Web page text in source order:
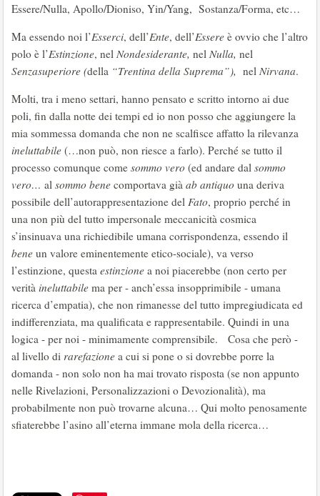
Essere/Nulla, Apollo/Dioniso, Yin/Yang, Sostanza/Forma, etc…
Ma essendo noi l’Esserci, dell’Ente, dell’Essere è ovvio che l’altro
polo è l’Estinzione, nel Nondesiderante, nel Nulla, nel
Senzasuperiore (della “Trentina della Suprema”), nel Nirvana.
Molti, tra i meno settari, hanno pensato e scritto intorno ai due
poli, fin dalla notte dei tempi ed io non posso che aggiungere la
mia sommessa domanda che non ne scalfisce affatto la rilevanza
ineluttabile (…non può, non riesce a farlo). Perché se tutto il
processo comunque come sommo vero (ed andare dal sommo
vero… al sommo bene comportava già ab antiquo una deriva
possibile dell’autorappresentazione del Fato, proprio perché in
una non più del tutto impersonale meccanicità cosmica
s’insinuava una richiedibile umana corrispondenza, essendo il
bene un valore eminentemente etico-sociale), va verso
l’estinzione, questa estinzione a noi piacerebbe (non certo per
verità ineluttabile ma per - anch’essa insopprimibile - umana
ricerca d’empatia), che non rimanesse del tutto impregiudicata ed
indifferenziata, ma qualificata e rappresentabile. Quindi in una
logica - per noi - minimamente comprensibile. Cosa che però -
al livello di rarefazione a cui si pone o si dovrebbe porre la
domanda - non solo non ha mai trovato risposta (se non appunto
nelle Rivelazioni, Personalizzazioni o Devozionalità), ma
probabilmente non può trovarne alcuna… Qui molto penosamente
sfiaterebbe l’asino all’eterna immane mola della ricerca…